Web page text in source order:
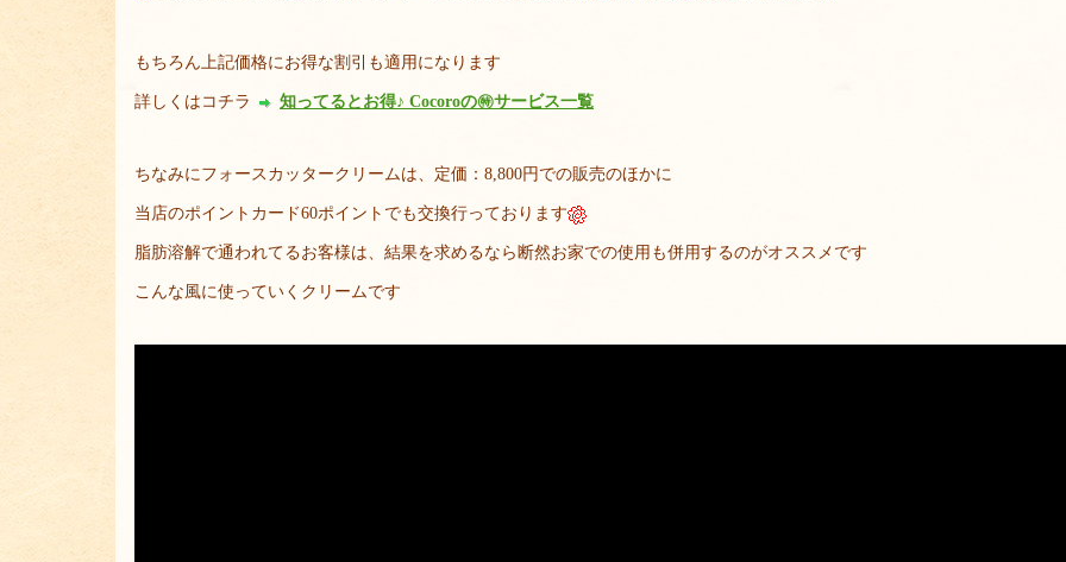
もちろん上記価格にお得な割引も適用になります
詳しくはコチラ 知ってるとお得♪ Cocoroの㊕サービス一覧
ちなみにフォースカッタークリームは、定価：8,800円での販売のほかに
当店のポイントカード60ポイントでも交換行っております
脂肪溶解で通われてるお客様は、結果を求めるなら断然お家での使用も併用するのがオススメです
こんな風に使っていくクリームです